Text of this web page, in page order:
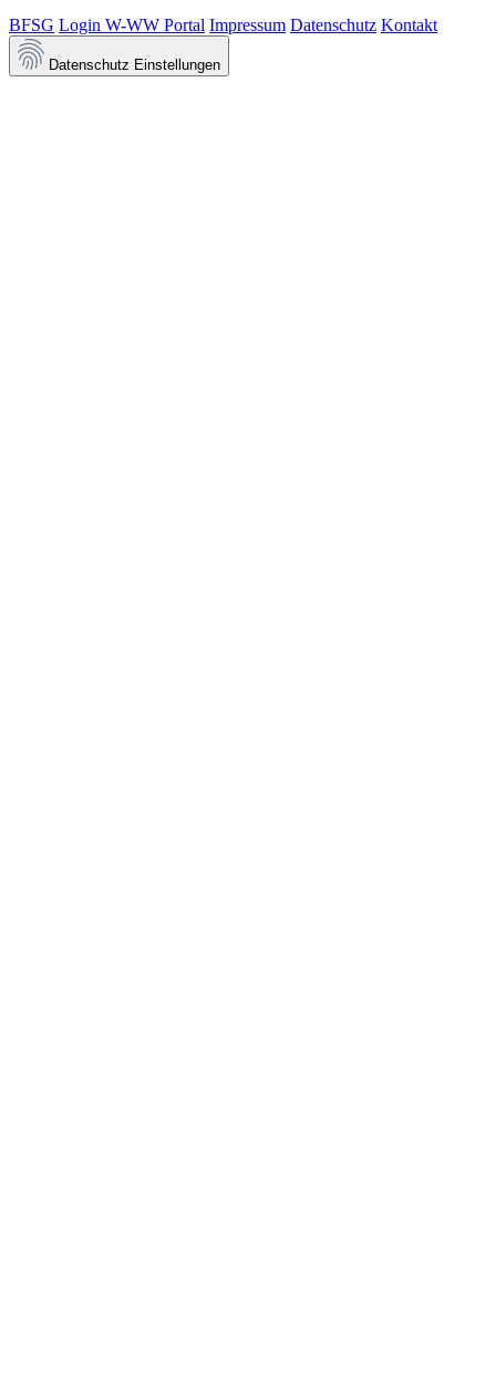
BFSG Login W-WW Portal Impressum Datenschutz Kontakt
Datenschutz Einstellungen